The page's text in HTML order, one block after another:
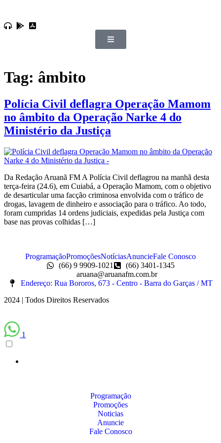
Tag: âmbito
Polícia Civil deflagra Operação Mamom
no âmbito da Operação Narke 4 do
Ministério da Justiça
Da Redação Aruanã FM A Polícia Civil deflagrou na manhã desta
terça-feira (24.6), em Cuiabá, a Operação Mamom, com o objetivo
de desarticular uma facção criminosa envolvida com o tráfico de
drogas, lavagem de dinheiro e associação para o tráfico. Ao todo,
foram cumpridas 14 ordens judiciais, expedidas pela Justiça com
base nas provas colhidas […]
ProgramaçãoPromoçõesNotíciasAnuncieFale Conosco
(66) 9 9909-1021
(66) 3401-1345
aruana@aruanafm.com.br
Endereço: Rua Bororos, 673 - Centro - Barra do Garças / MT
2024 | Todos Direitos Reservados
1
Programação
Promoções
Noticias
Anuncie
Fale Conosco